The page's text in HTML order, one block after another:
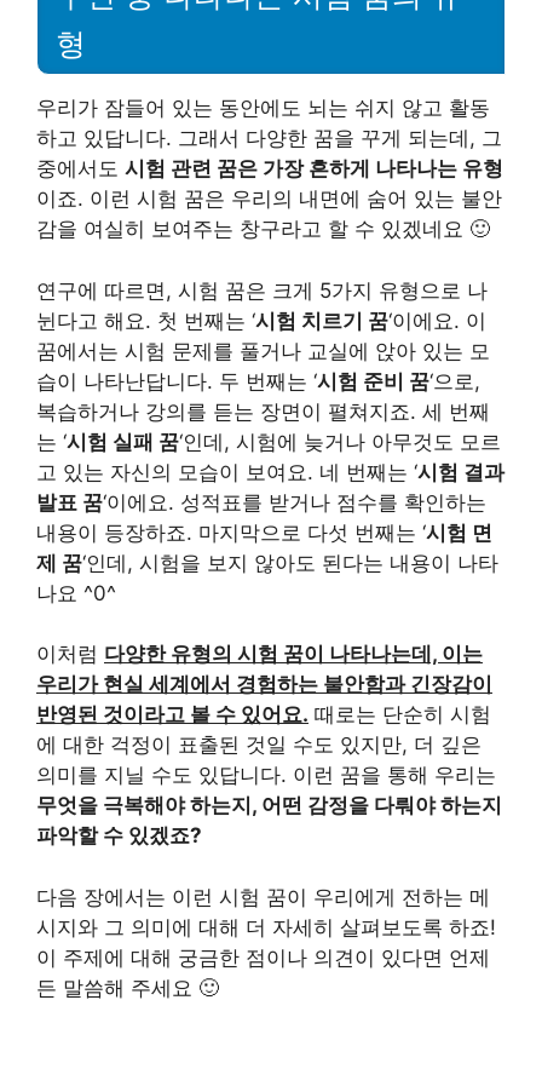
형
우리가 잠들어 있는 동안에도 뇌는 쉬지 않고 활동
하고 있답니다. 그래서 다양한 꿈을 꾸게 되는데, 그
중에서도 시험 관련 꿈은 가장 흔하게 나타나는 유형
이죠. 이런 시험 꿈은 우리의 내면에 숨어 있는 불안
감을 여실히 보여주는 창구라고 할 수 있겠네요 🙂
연구에 따르면, 시험 꿈은 크게 5가지 유형으로 나
뉜다고 해요. 첫 번째는 ‘시험 치르기 꿈‘이에요. 이
꿈에서는 시험 문제를 풀거나 교실에 앉아 있는 모
습이 나타난답니다. 두 번째는 ‘시험 준비 꿈‘으로,
복습하거나 강의를 듣는 장면이 펼쳐지죠. 세 번째
는 ‘시험 실패 꿈‘인데, 시험에 늦거나 아무것도 모르
고 있는 자신의 모습이 보여요. 네 번째는 ‘시험 결과
발표 꿈‘이에요. 성적표를 받거나 점수를 확인하는
내용이 등장하죠. 마지막으로 다섯 번째는 ‘시험 면
제 꿈‘인데, 시험을 보지 않아도 된다는 내용이 나타
나요 ^0^
이처럼 다양한 유형의 시험 꿈이 나타나는데, 이는
우리가 현실 세계에서 경험하는 불안함과 긴장감이
반영된 것이라고 볼 수 있어요. 때로는 단순히 시험
에 대한 걱정이 표출된 것일 수도 있지만, 더 깊은
의미를 지닐 수도 있답니다. 이런 꿈을 통해 우리는
무엇을 극복해야 하는지, 어떤 감정을 다뤄야 하는지
파악할 수 있겠죠?
다음 장에서는 이런 시험 꿈이 우리에게 전하는 메
시지와 그 의미에 대해 더 자세히 살펴보도록 하죠!
이 주제에 대해 궁금한 점이나 의견이 있다면 언제
든 말씀해 주세요 🙂